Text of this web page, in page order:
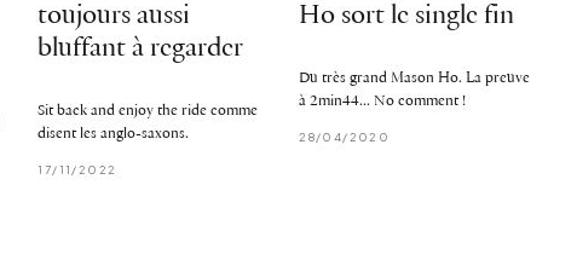
toujours aussi
bluffant à regarder
Sit back and enjoy the ride comme
disent les anglo-saxons.
17/11/2022
Ho sort le single fin
Du très grand Mason Ho. La preuve
à 2min44... No comment !
28/04/2020